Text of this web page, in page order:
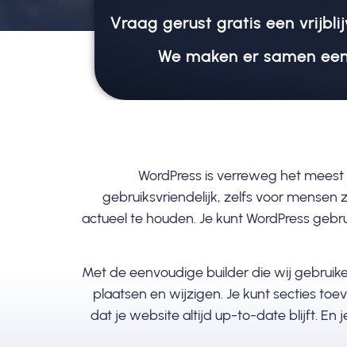
Vraag gerust gratis een
We maken er samen
WordPress is verreweg het
gebruiksvriendelijk, zelfs voor mensen
actueel te houden. Je kunt WordPress
Met de eenvoudige builder die wij
plaatsen en wijzigen. Je kunt secties
dat je website altijd up-to-date blijft. En